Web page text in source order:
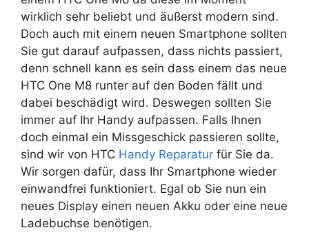
wirklich sehr beliebt und äußerst modern sind.
Doch auch mit einem neuen Smartphone sollten
Sie gut darauf aufpassen, dass nichts passiert,
denn schnell kann es sein dass einem das neue
HTC One M8 runter auf den Boden fällt und
dabei beschädigt wird. Deswegen sollten Sie
immer auf Ihr Handy aufpassen. Falls Ihnen
doch einmal ein Missgeschick passieren sollte,
sind wir von HTC Handy Reparatur für Sie da.
Wir sorgen dafür, dass Ihr Smartphone wieder
einwandfrei funktioniert. Egal ob Sie nun ein
neues Display einen neuen Akku oder eine neue
Ladebuchse benötigen.